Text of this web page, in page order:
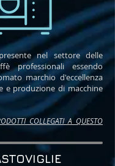
nel settore delle
professionali essendo
marchio d'eccellenza
e produzione di macchine
COLLEGATI A QUESTO